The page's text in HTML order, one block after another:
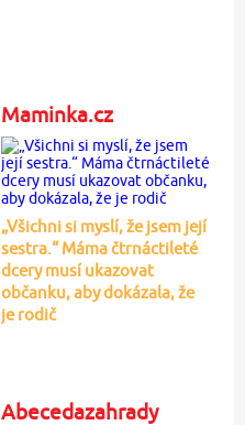
Maminka.cz
„Všichni si myslí, že jsem její
sestra.“ Máma čtrnáctileté
dcery musí ukazovat
občanku, aby dokázala, že
je rodič
Abecedazahrady